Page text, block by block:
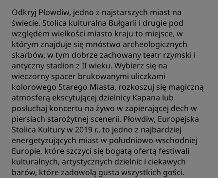
Odkryj Płowdiw, jedno z najstarszych miast na
świecie. Stolica kulturalna Bułgarii i drugie pod
względem wielkości miasto kraju to miejsce, w
którym znajduje się mnóstwo archeologicznych
skarbów, w tym dobrze zachowany teatr rzymski i
antyczny stadion z II wieku. Wybierz się na
wieczorny spacer brukowanymi uliczkami
kolorowego Starego Miasta, rozkoszuj się magiczną
atmosferą ekscytującej dzielnicy Kapana lub
posłuchaj koncertu na żywo w zapierającej dech w
piersiach starożytnej scenerii. Płowdiw, Europejska
Stolica Kultury w 2019 r., to jedno z najbardziej
energetyzujących miast w południowo-wschodniej
Europie, które szczyci się bogatą ofertą festiwali
kulturalnych, artystycznych dzielnic i ciekawych
barów, które zadowolą gusta wszystkich gości.